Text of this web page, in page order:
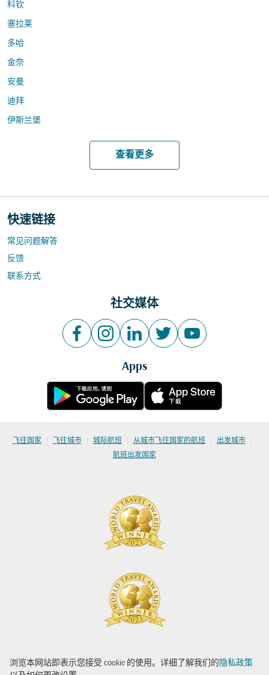
浏览本网站即表示您接受 cookie 的使用。详细了解我们的 隐私政策
科钦
塞拉莱
多哈
金奈
安曼
迪拜
伊斯兰堡
查看更多
快速链接
常见问题解答
反馈
联系方式
社交媒体
Apps
飞往国家 | 飞往城市 | 城际航班 | 从城市飞往国家的航班 | 出发城市 |
航班出发国家